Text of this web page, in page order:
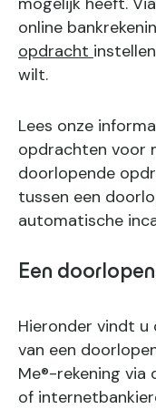
online
opdracht
wilt.
Lees onze
opdrachten voor
doorlopende
tussen een
automatische
Een
Hieronder vindt
van een
Me®-rekening via
of